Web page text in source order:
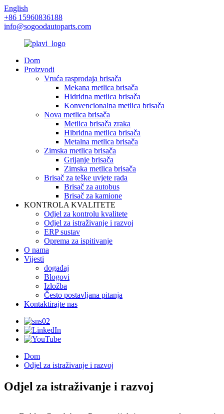
English
+86 15960836188
info@sogoodautoparts.com
Dom
Proizvodi
Vruća rasprodaja brisača
Mekana metlica brisača
Hidridna metlica brisača
Konvencionalna metlica brisača
Nova metlica brisača
Metlica brisača zraka
Hibridna metlica brisača
Metalna metlica brisača
Zimska metlica brisača
Grijanje brisača
Zimska metlica brisača
Brisač za teške uvjete rada
Brisač za autobus
Brisač za kamione
KONTROLA KVALITETE
Odjel za kontrolu kvalitete
Odjel za istraživanje i razvoj
ERP sustav
Oprema za ispitivanje
O nama
Vijesti
događaj
Blogovi
Izložba
Često postavljana pitanja
Kontaktirajte nas
Dom
Odjel za istraživanje i razvoj
Odjel za istraživanje i razvoj